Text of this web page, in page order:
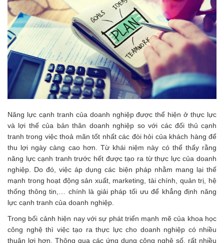
Năng lực cạnh tranh của doanh nghiệp được thể hiện ở thực lực
và lợi thế của bản thân doanh nghiệp so với các đối thủ cạnh
tranh trong việc thoả mãn tốt nhất các đòi hỏi của khách hàng để
thu lợi ngày càng cao hơn. Từ khái niệm này có thể thấy rằng
năng lực cạnh tranh trước hết được tạo ra từ thực lực của doanh
nghiệp. Do đó, việc áp dụng các biện pháp nhằm mang lại thế
mạnh trong hoạt động sản xuất, marketing, tài chính, quản trị, hệ
thống thông tin,… chính là giải pháp tối ưu để khẳng định năng
lực cạnh tranh của doanh nghiệp.
Trong bối cảnh hiện nay với sự phát triển mạnh mẽ của khoa học
công nghệ thì việc tạo ra thực lực cho doanh nghiệp có nhiều
thuận lợi hơn. Thông qua các ứng dụng công nghệ số, rất nhiều